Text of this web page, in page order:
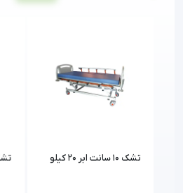
تشک 10 سانت ابر 20 کیلو تشک 10 سانت